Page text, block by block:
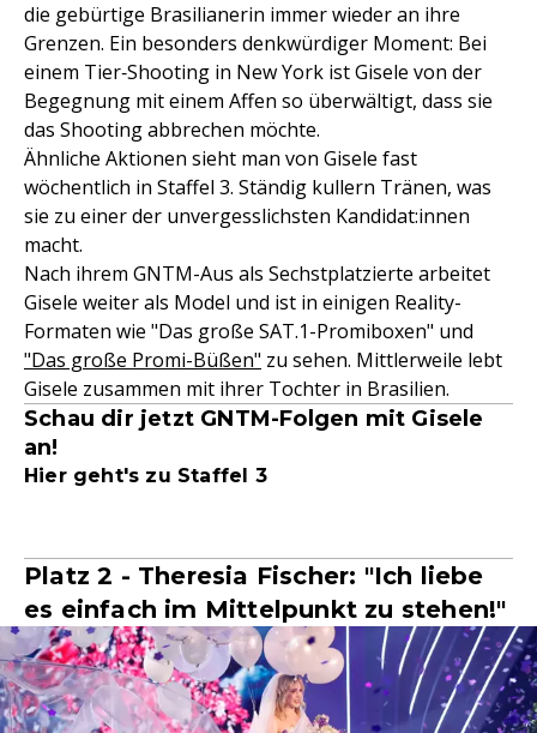
die gebürtige Brasilianerin immer wieder an ihre
Grenzen. Ein besonders denkwürdiger Moment: Bei
einem Tier‑Shooting in New York ist Gisele von der
Begegnung mit einem Affen so überwältigt, dass sie
das Shooting abbrechen möchte.
Ähnliche Aktionen sieht man von Gisele fast
wöchentlich in Staffel 3. Ständig kullern Tränen, was
sie zu einer der unvergesslichsten Kandidat:innen
macht.
Nach ihrem GNTM-Aus als Sechstplatzierte arbeitet
Gisele weiter als Model und ist in einigen Reality-
Formaten wie "Das große SAT.1-Promiboxen" und
"Das große Promi-Büßen" zu sehen. Mittlerweile lebt
Gisele zusammen mit ihrer Tochter in Brasilien.
Schau dir jetzt GNTM-Folgen mit Gisele
an!
Hier geht's zu Staffel 3
Platz 2 - Theresia Fischer: "Ich liebe
es einfach im Mittelpunkt zu stehen!"